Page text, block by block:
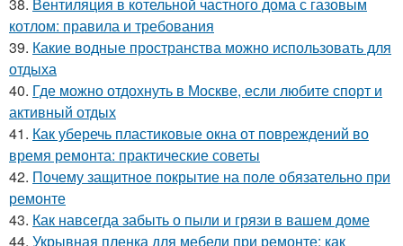
котлом: правила и требования
39. Какие водные пространства можно использовать для
отдыха
40. Где можно отдохнуть в Москве, если любите спорт и
активный отдых
41. Как уберечь пластиковые окна от повреждений во
время ремонта: практические советы
42. Почему защитное покрытие на поле обязательно при
ремонте
43. Как навсегда забыть о пыли и грязи в вашем доме
44. Укрывная пленка для мебели при ремонте: как